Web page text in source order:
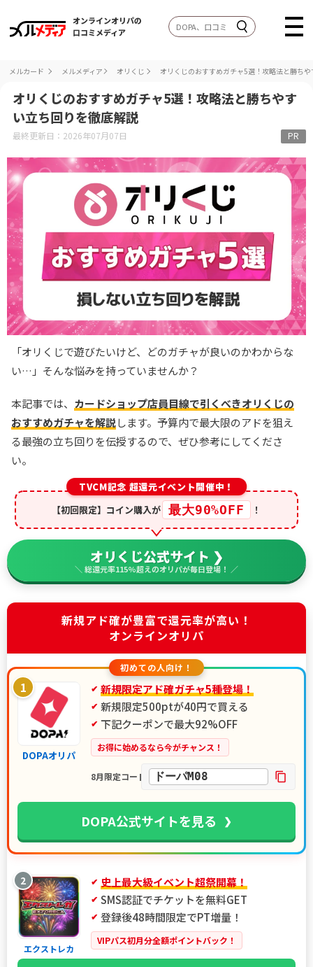
オンラインオリパの
口コミメディア
メルカード メルメディア オリくじ オリくじのおすすめガチャ5選！攻略法と勝ち
オリくじのおすすめガチャ5選！攻略法と勝ちやす
い立ち回りを徹底解説
最終更新日：2026年07月07日 PR
「オリくじで遊びたいけど、どのガチャが良いのかわからな
い…」そんな悩みを持っていませんか？
本記事では、 カードショップ店員目線で引くべきオリくじの
おすすめガチャを解説します。予算内で最大限のアドを狙え
る最強の立ち回りを伝授するので、ぜひ参考にしてくださ
い。
TVCM記念 超還元イベント開催中！
【初回限定】コイン購入が 最大90%OFF ！
オリくじ公式サイト ❯
＼ 総還元率115%超えのオリパが毎日登場！ ／
新規アド確が豊富で還元率が高い！
オンラインオリパ
初めての人向け！
1
DOPAオリパ
新規限定アド確ガチャ5種登場！
新規限定500ptが40円で買える
下記クーポンで最大92%OFF
お得に始めるなら今がチャンス！
8月限定コード ドーパM08
DOPA公式サイトを見る
2
エクストレカ
史上最大級イベント超祭開幕！
SMS認証でチケットを無料GET
登録後48時間限定でPT増量！
VIPパス初月分全額ポイントバック！